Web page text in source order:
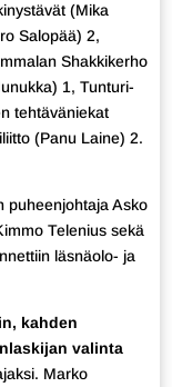
(Mika
Salopää) 2,
Shakkikerho
1, Tunturi-
tehtäväniekat
(Panu Laine) 2.
puheenjohtaja Asko
Telenius sekä
läsnäolo- ja
kahden
valinta
Marko